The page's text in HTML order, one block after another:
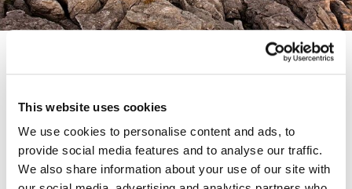
This website uses cookies
We use cookies to personalise content and ads, to
provide social media features and to analyse our traffic.
We also share information about your use of our site with
「アンチウイルスの死」発言をめぐ
る騒動に寄せて
「アンチウイルス製品は死んだ」。これは過去にも繰り返された
く、多彩な機能がユーザーのセキュリティを守ることは、すでに
世のトレンドだ。